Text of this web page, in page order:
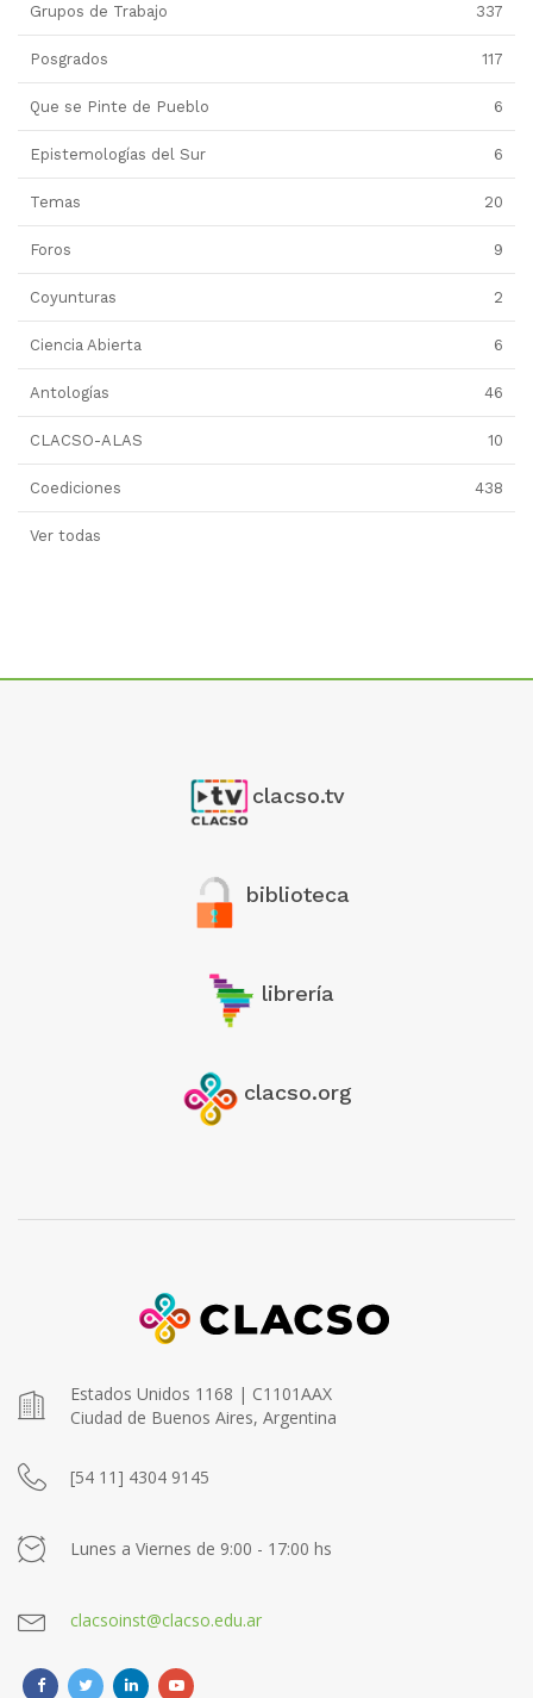
Grupos de Trabajo 337
Posgrados 117
Que se Pinte de Pueblo 6
Epistemologías del Sur 6
Temas 20
Foros 9
Coyunturas 2
Ciencia Abierta 6
Antologías 46
CLACSO-ALAS 10
Coediciones 438
Ver todas
clacso.tv
biblioteca
librería
clacso.org
Estados Unidos 1168 | C1101AAX
Ciudad de Buenos Aires, Argentina
[54 11] 4304 9145
Lunes a Viernes de 9:00 - 17:00 hs
clacsoinst@clacso.edu.ar